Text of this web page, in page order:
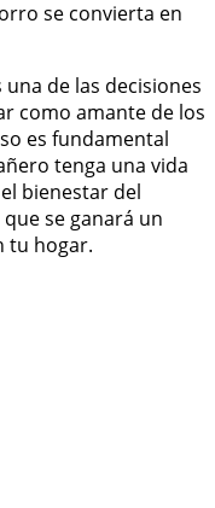
se convierta en
de las decisiones
como amante de los
es fundamental
tenga una vida
bienestar del
se ganará un
tu hogar.